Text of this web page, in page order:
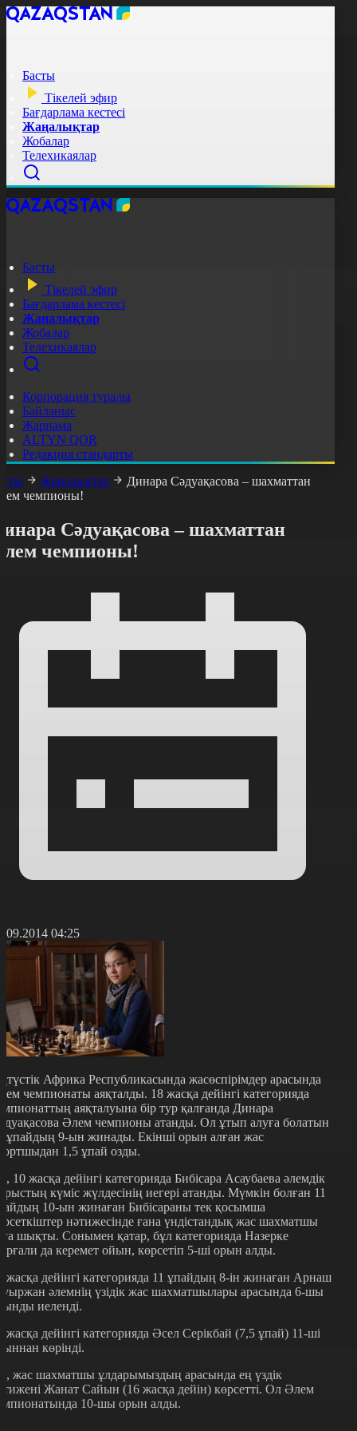
Басты
Тікелей эфир
Бағдарлама кестесі
Жаңалықтар
Жобалар
Телехикаялар
Басты
Тікелей эфир
Бағдарлама кестесі
Жаңалықтар
Жобалар
Телехикаялар
Корпорация туралы
Байланыс
Жарнама
ALTYN QOR
Редакция стандарты
Жаңалықтар
Динара Сәдуақасова – шахматтан
чемпионы!
Сәдуақасова – шахматтан
чемпионы!
04:25
Африка Республикасында жасөспірімдер арасында
чемпионаты аяқталды. 18 жасқа дейінгі категорияда
аяқталуына бір тур қалғанда Динара
Әлем чемпионы атанды. Ол ұтып алуға болатын
ұпайдың 9-ын жинады. Екінші орын алған жас
1,5 ұпай озды.
10 жасқа дейінгі категорияда Бибісара Асаубаева әлемдік
күміс жүлдесінің иегері атанды. Мүмкін болған 11
10-ын жинаған Бибісараны тек қосымша
нәтижесінде ғана үндістандық жас шахматшы
шықты. Сонымен қатар, бұл категорияда Назерке
да керемет ойын, көрсетіп 5-ші орын алды.
жасқа дейінгі категорияда 11 ұпайдың 8-ін жинаған Арнаш
әлемнің үзідік жас шахматшылары арасында 6-шы
иеленді.
жасқа дейінгі категорияда Әсел Серікбай (7,5 ұпай) 11-ші
көрінді.
жас шахматшы ұлдарымыздың арасында ең үздік
Жанат Сайын (16 жасқа дейін) көрсетті. Ол Әлем
10-шы орын алды.